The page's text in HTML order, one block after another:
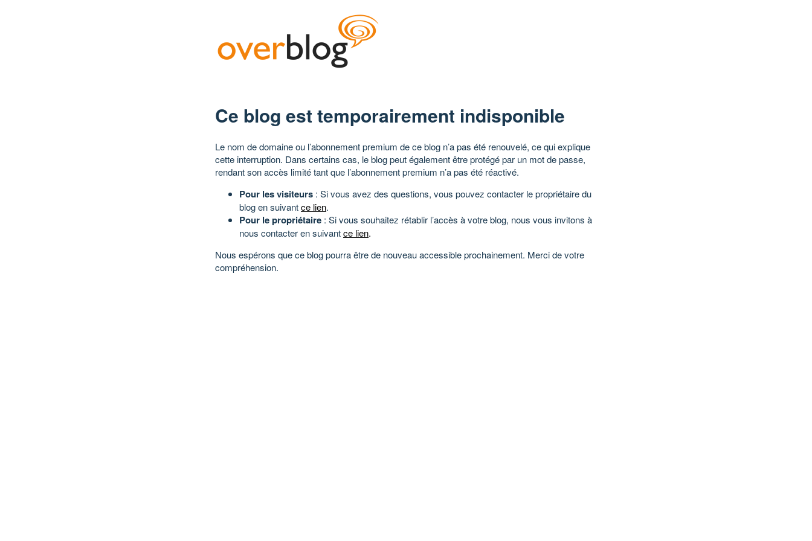
Ce blog est temporairement indisponible
Le nom de domaine ou l’abonnement premium de ce blog n’a pas été renouvelé, ce qui explique
cette interruption. Dans certains cas, le blog peut également être protégé par un mot de passe,
rendant son accès limité tant que l’abonnement premium n’a pas été réactivé.
Pour les visiteurs : Si vous avez des questions, vous pouvez contacter le propriétaire du
blog en suivantce lien.
Pour le propriétaire : Si vous souhaitez rétablir l’accès à votre blog, nous vous invitons à
nous contacter en suivantce lien.
Nous espérons que ce blog pourra être de nouveau accessible prochainement. Merci de votre
compréhension.